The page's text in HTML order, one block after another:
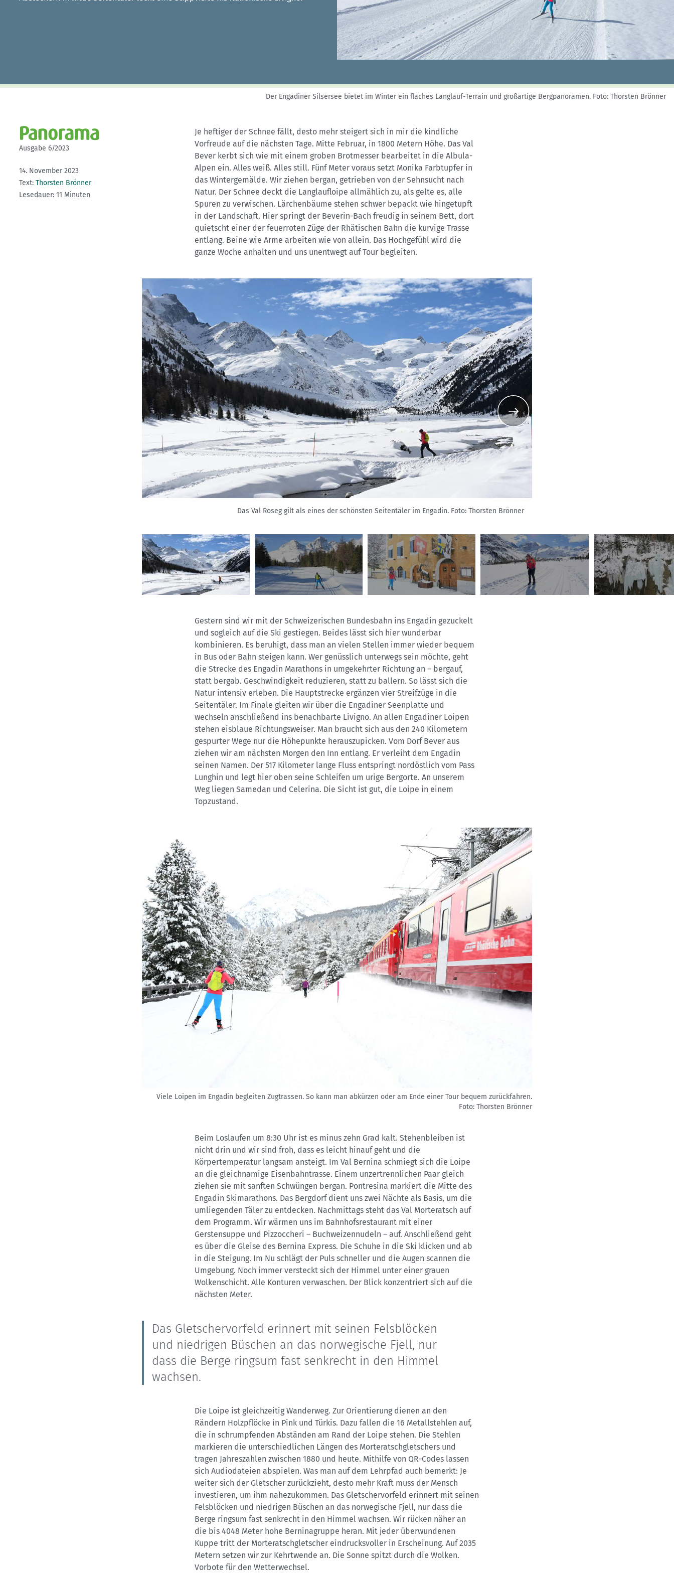
Wandern und Bergsteigen
Wettkampfklettern
Der Engadiner Silsersee bietet im Winter ein flaches Langlauf-Terrain und großartige Bergpanoramen. Foto: Thorsten Brönner
Ausgabe 6/2023
14. November 2023
Text: Thorsten Brönner
Lesedauer: 11 Minuten
Je heftiger der Schnee fällt, desto mehr steigert sich in mir die kindliche
Vorfreude auf die nächsten Tage. Mitte Februar, in 1800 Metern Höhe. Das Val
Bever kerbt sich wie mit einem groben Brotmesser bearbeitet in die Albula-
Alpen ein. Alles weiß. Alles still. Fünf Meter voraus setzt Monika Farbtupfer in
das Wintergemälde. Wir ziehen bergan, getrieben von der Sehnsucht nach
Natur. Der Schnee deckt die Langlaufloipe allmählich zu, als gelte es, alle
Spuren zu verwischen. Lärchenbäume stehen schwer bepackt wie hingetupft
in der Landschaft. Hier springt der Beverin-Bach freudig in seinem Bett, dort
quietscht einer der feuerroten Züge der Rhätischen Bahn die kurvige Trasse
entlang. Beine wie Arme arbeiten wie von allein. Das Hochgefühl wird die
ganze Woche anhalten und uns unentwegt auf Tour begleiten.
Das Val Roseg gilt als eines der schönsten Seitentäler im Engadin. Foto: Thorsten Brönner
Gestern sind wir mit der Schweizerischen Bundesbahn ins Engadin gezuckelt
und sogleich auf die Ski gestiegen. Beides lässt sich hier wunderbar
kombinieren. Es beruhigt, dass man an vielen Stellen immer wieder bequem
in Bus oder Bahn steigen kann. Wer genüsslich unterwegs sein möchte, geht
die Strecke des Engadin Marathons in umgekehrter Richtung an – bergauf,
statt bergab. Geschwindigkeit reduzieren, statt zu ballern. So lässt sich die
Natur intensiv erleben. Die Hauptstrecke ergänzen vier Streifzüge in die
Seitentäler. Im Finale gleiten wir über die Engadiner Seenplatte und
wechseln anschließend ins benachbarte Livigno. An allen Engadiner Loipen
stehen eisblaue Richtungsweiser. Man braucht sich aus den 240 Kilometern
gespurter Wege nur die Höhepunkte herauszupicken. Vom Dorf Bever aus
ziehen wir am nächsten Morgen den Inn entlang. Er verleiht dem Engadin
seinen Namen. Der 517 Kilometer lange Fluss entspringt nordöstlich vom Pass
Lunghin und legt hier oben seine Schleifen um urige Bergorte. An unserem
Weg liegen Samedan und Celerina. Die Sicht ist gut, die Loipe in einem
Topzustand.
Viele Loipen im Engadin begleiten Zugtrassen. So kann man abkürzen oder am Ende einer Tour bequem zurückfahren.
Foto: Thorsten Brönner
Beim Loslaufen um 8:30 Uhr ist es minus zehn Grad kalt. Stehenbleiben ist
nicht drin und wir sind froh, dass es leicht hinauf geht und die
Körpertemperatur langsam ansteigt. Im Val Bernina schmiegt sich die Loipe
an die gleichnamige Eisenbahntrasse. Einem unzertrennlichen Paar gleich
ziehen sie mit sanften Schwüngen bergan. Pontresina markiert die Mitte des
Engadin Skimarathons. Das Bergdorf dient uns zwei Nächte als Basis, um die
umliegenden Täler zu entdecken. Nachmittags steht das Val Morteratsch auf
dem Programm. Wir wärmen uns im Bahnhofsrestaurant mit einer
Gerstensuppe und Pizzoccheri – Buchweizennudeln – auf. Anschließend geht
es über die Gleise des Bernina Express. Die Schuhe in die Ski klicken und ab
in die Steigung. Im Nu schlägt der Puls schneller und die Augen scannen die
Umgebung. Noch immer versteckt sich der Himmel unter einer grauen
Wolkenschicht. Alle Konturen verwaschen. Der Blick konzentriert sich auf die
nächsten Meter.
Das Gletschervorfeld erinnert mit seinen Felsblöcken
und niedrigen Büschen an das norwegische Fjell, nur
dass die Berge ringsum fast senkrecht in den Himmel
wachsen.
Die Loipe ist gleichzeitig Wanderweg. Zur Orientierung dienen an den
Rändern Holzpflöcke in Pink und Türkis. Dazu fallen die 16 Metallstehlen auf,
die in schrumpfenden Abständen am Rand der Loipe stehen. Die Stehlen
markieren die unterschiedlichen Längen des Morteratschgletschers und
tragen Jahreszahlen zwischen 1880 und heute. Mithilfe von QR-Codes lassen
sich Audiodateien abspielen. Was man auf dem Lehrpfad auch bemerkt: Je
weiter sich der Gletscher zurückzieht, desto mehr Kraft muss der Mensch
investieren, um ihm nahezukommen. Das Gletschervorfeld erinnert mit seinen
Felsblöcken und niedrigen Büschen an das norwegische Fjell, nur dass die
Berge ringsum fast senkrecht in den Himmel wachsen. Wir rücken näher an
die bis 4048 Meter hohe Berninagruppe heran. Mit jeder überwundenen
Kuppe tritt der Morteratschgletscher eindrucksvoller in Erscheinung. Auf 2035
Metern setzen wir zur Kehrtwende an. Die Sonne spitzt durch die Wolken.
Vorbote für den Wetterwechsel.